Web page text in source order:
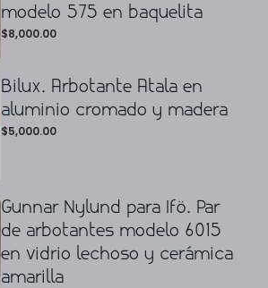
modelo 575 en baquelita
$8,000.00
Bilux. Arbotante Atala en
aluminio cromado y madera
$5,000.00
Gunnar Nylund para Ifö. Par
de arbotantes modelo 6015
en vidrio lechoso y cerámica
amarilla